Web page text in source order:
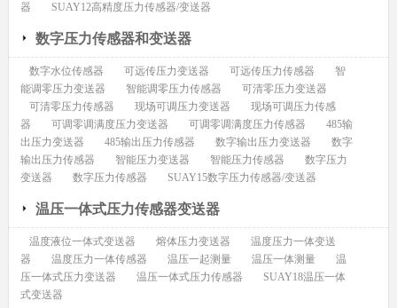
器
SUAY12高精度压力传感器/变送器
数字压力传感器和变送器
数字水位传感器 可远传压力变送器 可远传压力传感器
智
能调零压力变送器
智能调零压力传感器
可清零压力变送器
可清零压力传感器
现场可调压力变送器
现场可调压力传感
器
可调零调满度压力变送器 可调零调满度压力传感器
485输
出压力变送器
485输出压力传感器 数字输出压力变送器
数字
输出压力传感器
智能压力变送器 智能压力传感器
数字压力
变送器
数字压力传感器 SUAY15数字压力传感器/变送器
温压一体式压力传感器变送器
温度液位一体式变送器 熔体压力变送器
温度压力一体变送
器
温度压力一体传感器 温压一起测量 温压一体测量
温
压一体式压力变送器
温压一体式压力传感器
SUAY18温压一体
式变送器